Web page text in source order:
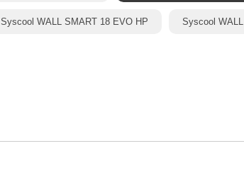
Syscool WALL SMART 18 EVO HP Syscool